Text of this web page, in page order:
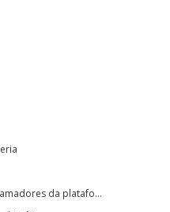
da platafo...